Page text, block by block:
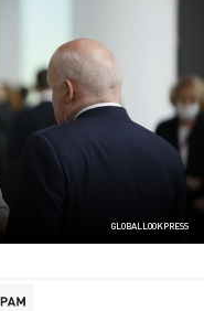
GLOBALLOOKPRESS